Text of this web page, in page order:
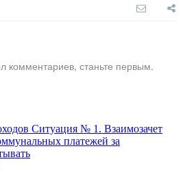
комментариев, станьте первым.
Ситуация № 1. Взаимозачет
платежей за